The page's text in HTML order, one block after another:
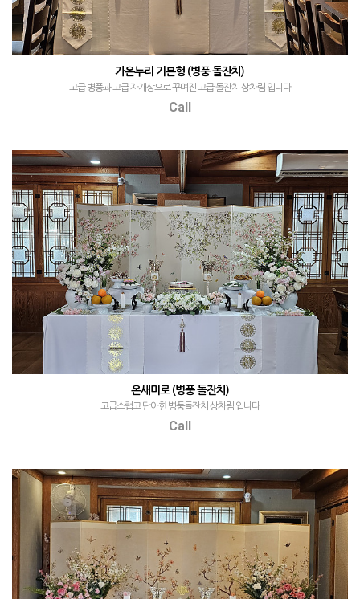
가온누리 기본형 (병풍 돌잔치)
고급 병풍과 고급 자개상으로 꾸며진 고급 돌잔치 상차림 입니다
Call
온새미로 (병풍 돌잔치)
고급스럽고 단아한 병풍돌잔치 상차림 입니다
Call